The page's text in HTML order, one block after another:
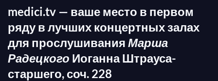
medici.tv — ваше место в первом
ряду в лучших концертных залах
для прослушивания Марша
Радецкого Иоганна Штрауса-
старшего, соч. 228